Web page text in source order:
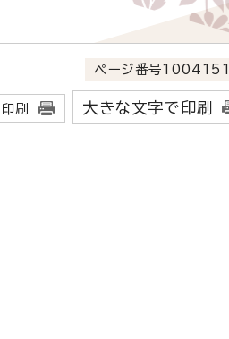
ページ番号1004151
印刷 大きな文字で印刷